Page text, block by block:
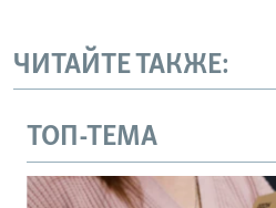
ЧИТАЙТЕ ТАКЖЕ:
ТОП-ТЕМА